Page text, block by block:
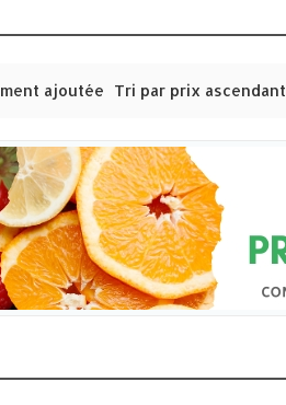
ajoutée Tri par prix ascendant